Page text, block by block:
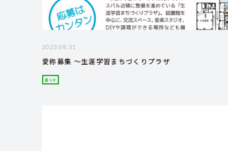
2023.08.31
愛称募集 ～生涯学習まちづくりプラザ
暮らす